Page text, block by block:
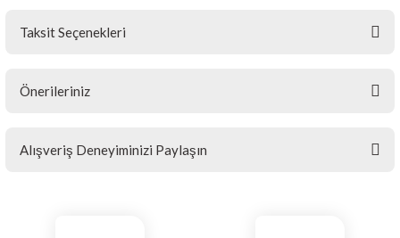
Taksit Seçenekleri
Önerileriniz
Bu ürünün fiyat bilgisi, resim, ürün açıklamalarında ve diğer
konularda yetersiz gördüğünüz noktaları öneri formunu kullanarak
Alışveriş Deneyiminizi Paylaşın